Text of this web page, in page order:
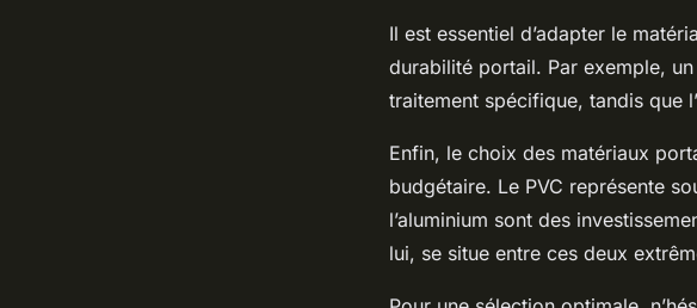
Il est essentiel d’adapter le
durabilité portail. Par exemple,
traitement spécifique, tandis que
Enfin, le choix des matériaux
budgétaire. Le PVC représente
l’aluminium sont des
lui, se situe entre ces deux